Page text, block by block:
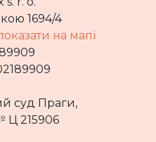
1694/4
на мапі
суд Праги,
Ц 215906